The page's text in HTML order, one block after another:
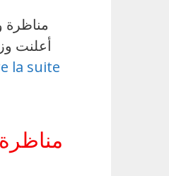
la suite
مناظرة المعهد